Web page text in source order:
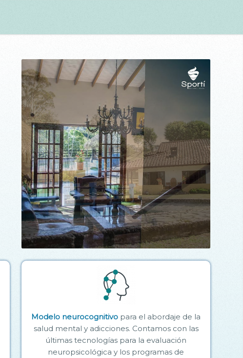
Modelo neurocognitivo para el abordaje de la
salud mental y adicciones. Contamos con las
últimas tecnologías para la evaluación
neuropsicológica y los programas de